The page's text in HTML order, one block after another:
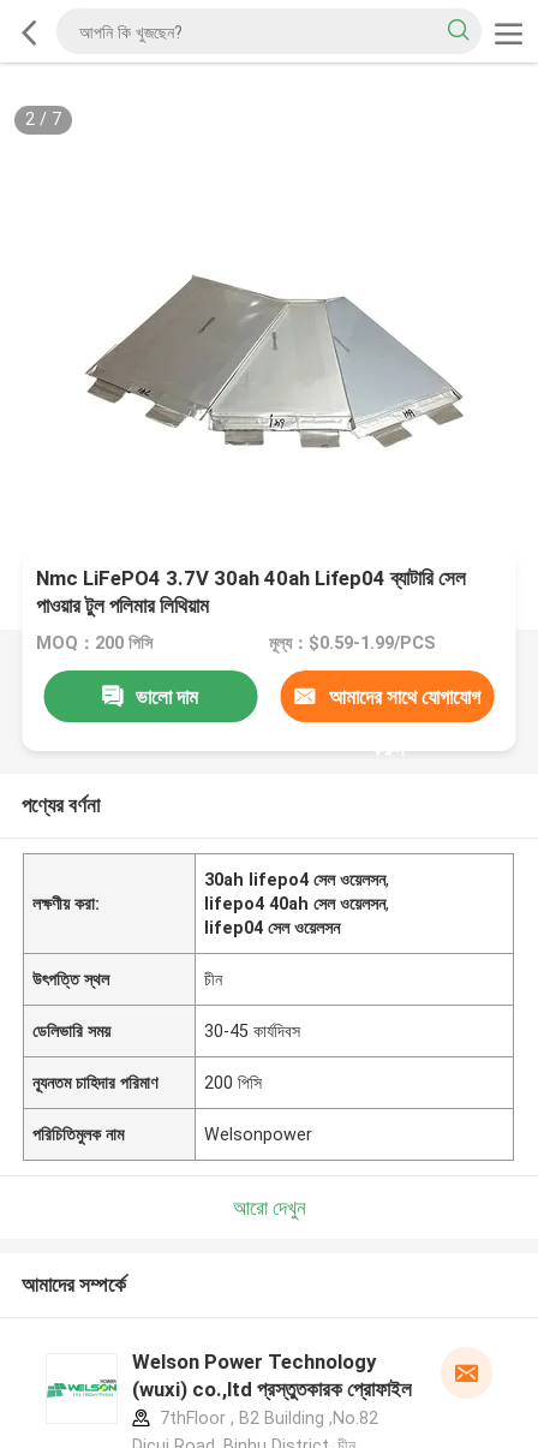
2/ 7
Nmc LiFePO4 3.7V 30ah 40ah Lifep04 ব্যাটারি সেল
পাওয়ার টুল পলিমার লিথিয়াম
MOQ：200 পিসি মূল্য：$0.59-1.99/PCS
ভালো দাম আমাদের সাথে যোগাযোগ
করুন
পণ্যের বর্ণনা
লক্ষণীয় করা:
30ah lifepo4 সেল ওয়েলসন,
lifepo4 40ah সেল ওয়েলসন,
lifep04 সেল ওয়েলসন
উৎপত্তি স্থল চীন
ডেলিভারি সময় 30-45 কার্যদিবস
ন্যূনতম চাহিদার পরিমাণ 200 পিসি
পরিচিতিমুলক নাম Welsonpower
আরো দেখুন
আমাদের সম্পর্কে
Welson Power Technology
(wuxi) co.,ltd প্রস্তুতকারক প্রোফাইল
7thFloor , B2 Building ,No.82